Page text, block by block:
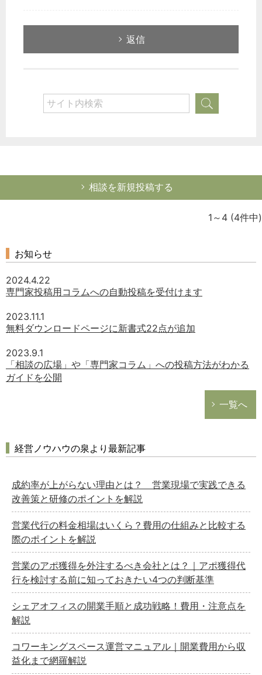
返信
相談を新規投稿する
1～4 (4件中)
お知らせ
2024.4.22
専門家投稿用コラムへの自動投稿を受付けます
2023.11.1
無料ダウンロードページに新書式22点が追加
2023.9.1
「相談の広場」や「専門家コラム」への投稿方法がわかる
ガイドを公開
一覧へ
経営ノウハウの泉より最新記事
成約率が上がらない理由とは？ 営業現場で実践できる
改善策と研修のポイントを解説
営業代行の料金相場はいくら？費用の仕組みと比較する
際のポイントを解説
営業のアポ獲得を外注するべき会社とは？｜アポ獲得代
行を検討する前に知っておきたい4つの判断基準
シェアオフィスの開業手順と成功戦略！費用・注意点を
解説
コワーキングスペース運営マニュアル｜開業費用から収
益化まで網羅解説